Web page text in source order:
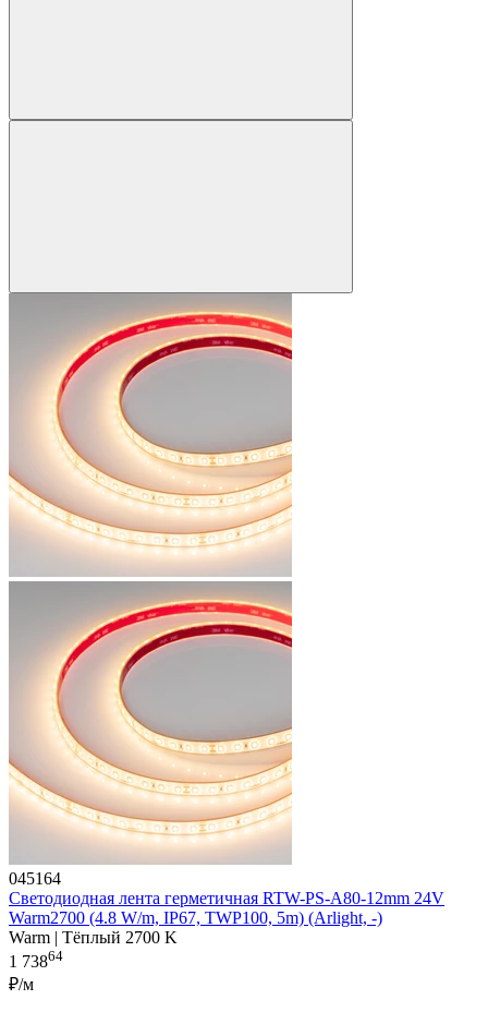
045164
Светодиодная лента герметичная RTW-PS-A80-12mm 24V
Warm2700 (4.8 W/m, IP67, TWP100, 5m) (Arlight, -)
Warm | Тёплый 2700 K
1 73864
₽/м